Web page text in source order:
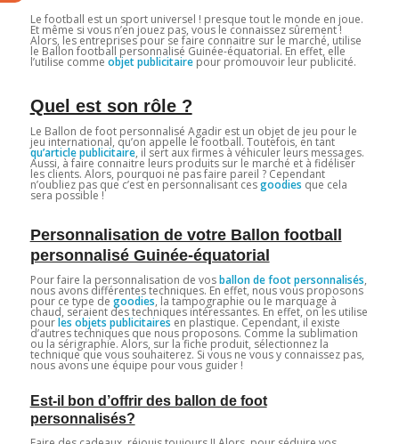
Le football est un sport universel ! presque tout le monde en joue.
Et même si vous n’en jouez pas, vous le connaissez sûrement !
Alors, les entreprises pour se faire connaitre sur le marché, utilise
le Ballon football personnalisé Guinée-équatorial. En effet, elle
l’utilise comme objet publicitairepour promouvoir leur publicité.
Quel est son rôle ?
Le Ballon de foot personnalisé Agadir est un objet de jeu pour le
jeu international, qu’on appelle le football. Toutefois, en tant
qu’article publicitaire, il sert aux firmes à véhiculer leurs messages.
Aussi, à faire connaitre leurs produits sur le marché et à fidéliser
les clients. Alors, pourquoi ne pas faire pareil ? Cependant
n’oubliez pas que c’est en personnalisant cesgoodies que cela
sera possible !
Personnalisation de votre Ballon football
personnalisé Guinée-équatorial
Pour faire la personnalisation de vosballon de foot personnalisés,
nous avons différentes techniques. En effet, nous vous proposons
pour ce type de goodies, la tampographie ou le marquage à
chaud, seraient des techniques intéressantes. En effet, on les utilise
pourles objets publicitaires en plastique. Cependant, il existe
d’autres techniques que nous proposons. Comme la sublimation
ou la sérigraphie. Alors, sur la fiche produit, sélectionnez la
technique que vous souhaiterez. Si vous ne vous y connaissez pas,
nous avons une équipe pour vous guider !
Est-il bon d’offrir des ballon de foot
personnalisés?